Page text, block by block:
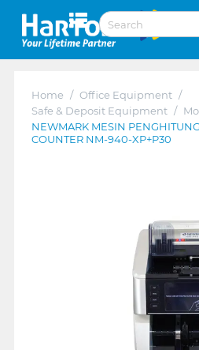
Home / Office Equipment /
Safe & Deposit Equipment /
NEWMARK MESIN
COUNTER NM-940-XP+P30